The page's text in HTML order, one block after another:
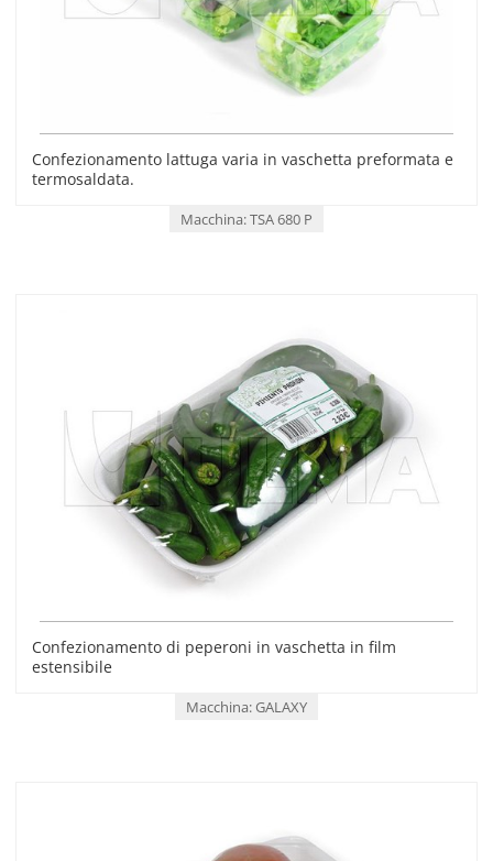
Confezionamento lattuga varia in vaschetta preformata e
termosaldata.
Macchina: TSA 680 P
Confezionamento di peperoni in vaschetta in film
estensibile
Macchina: GALAXY